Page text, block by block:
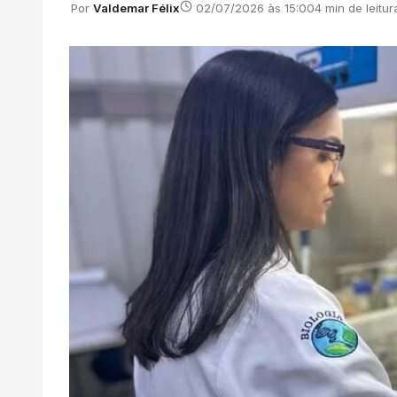
Por Valdemar Félix 02/07/2026 às 15:004 min de